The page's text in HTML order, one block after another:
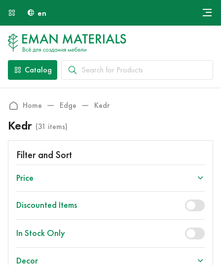
en
Payment and Delivery
Catalog
Home Edge Kedr
Kedr (31 items)
Filter and Sort
Price
Discounted Items
In Stock Only
Decor